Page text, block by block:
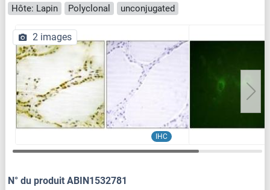
Hôte: Lapin
Polyclonal unconjugated
IHC
2 images
N° du produit ABIN1532781